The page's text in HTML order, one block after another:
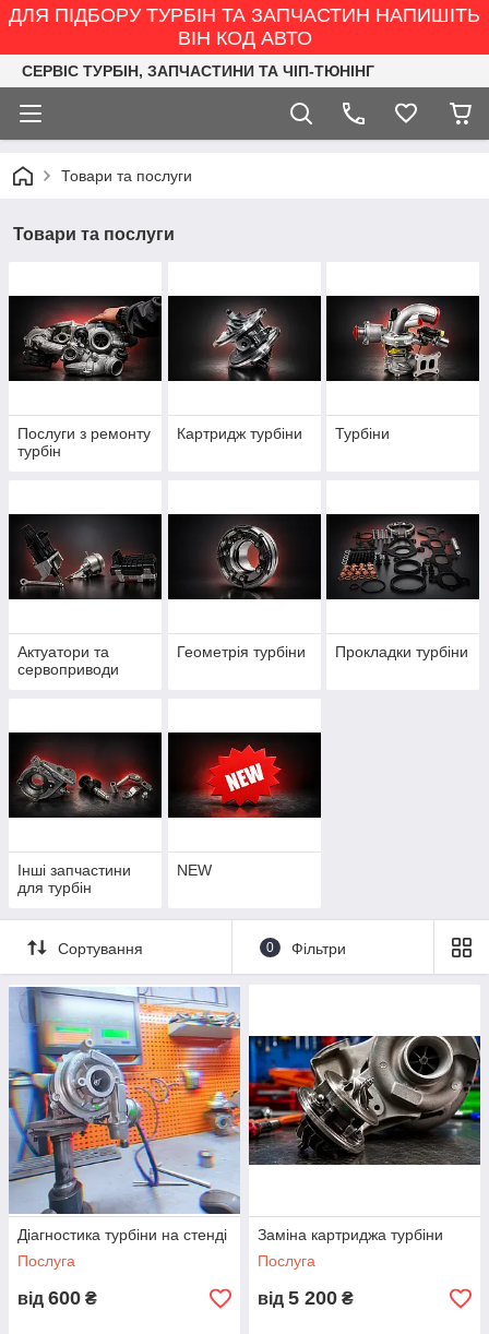
ДЛЯ ПІДБОРУ ТУРБІН ТА ЗАПЧАСТИН НАПИШІТЬ
ВІН КОД АВТО
СЕРВІС ТУРБІН, ЗАПЧАСТИНИ ТА ЧІП-ТЮНІНГ
Товари та послуги
Товари та послуги
Послуги з ремонту
турбін
Картридж турбіни Турбіни
Актуатори та
сервоприводи
Геометрія турбіни Прокладки турбіни
Інші запчастини
для турбін
NEW
Сортування 0 Фільтри
Діагностика турбіни на стенді
Послуга
від 600 ₴
Заміна картриджа турбіни
Послуга
від 5 200 ₴